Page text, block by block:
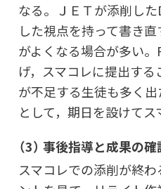
なる。ＪＥＴが添削し
した視点を持って書き
がよくなる場合が多い
げ，スマコレに提出す
が不足する生徒も多く
として，期日を設けてス
（3） 事後指導と成果の
スマコレでの添削が終